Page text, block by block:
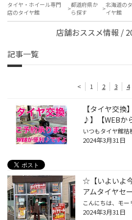
タイヤ・ホイール専門
店のタイヤ館
都道府県か
ら探す
北海道のタ
イヤ館
店舗おススメ情報 /
記事一覧
< 1 2 3 4
【タイヤ交
♪】【WEBか
2024年3月31日
☆【いよいよ
アムタイヤセ
2024年3月31日